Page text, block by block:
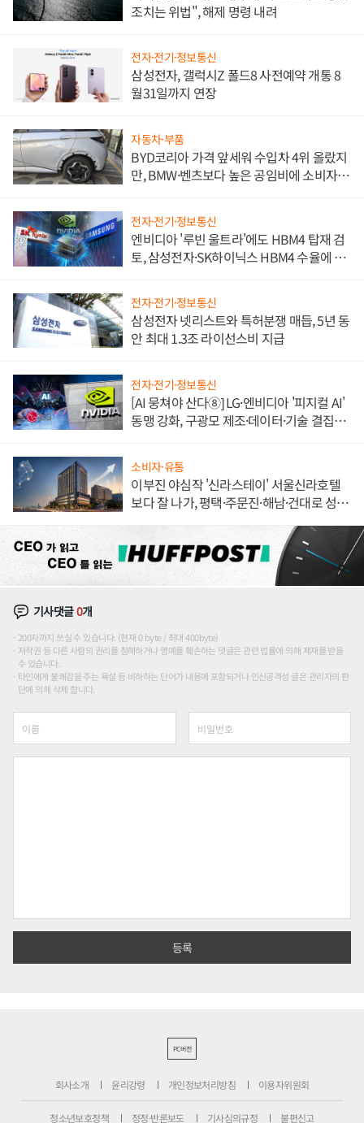
조치는 위법", 해제 명령 내려
전자·전기·정보통신
삼성전자, 갤럭시Z 폴드8 사전예약 개통 8
월31일까지 연장
자동차·부품
BYD코리아 가격 앞세워 수입차 4위 올랐지
만, BMW·벤츠보다 높은 공임비에 소비자
전자·전기·정보통신
엔비디아 '루빈 울트라'에도 HBM4 탑재 검
토, 삼성전자·SK하이닉스 HBM4 수율에 주
전자·전기·정보통신
삼성전자 넷리스트와 특허분쟁 매듭, 5년 동
안 최대 1.3조 라이선스비 지급
전자·전기·정보통신
[AI 뭉쳐야 산다⑧] LG·엔비디아 '피지컬 AI'
동맹 강화, 구광모 제조·데이터·기술 결집
소비자·유통
이부진 야심작 '신라스테이' 서울신라호텔
보다 잘 나가, 평택·주문진·해남·건대로 성
기사댓글0개
200자까지 쓰실 수 있습니다. (현재 0 byte / 최대 400byte)
저작권 등 다른 사람의 권리를 침해하거나 명예를 훼손하는 댓글은 관련 법률에 의해 제재를 받을
수 있습니다.
타인에게 불쾌감을 주는 욕설 등 비하하는 단어가 내용에 포함되거나 인신공격성 글은 관리자의 판
단에 의해 삭제 합니다.
PC버전
회사소개 윤리강령 개인정보처리방침 이용자위원회
청소년보호정책 정정·반론보도 기사심의규정 불편신고